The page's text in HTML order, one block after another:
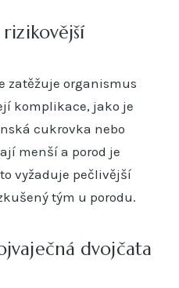
zatěžuje organismus
komplikace, jako je
cukrovka nebo
menší a porod je
vyžaduje pečlivější
tým u porodu.
dvojčata